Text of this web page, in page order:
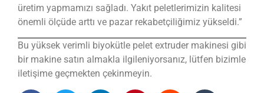
üretim yapmamızı sağladı. Yakıt peletlerimizin kalitesi
önemli ölçüde arttı ve pazar rekabetçiliğimiz yükseldi.”
Bu yüksek verimli biyokütle pelet extruder makinesi gibi
bir makine satın almakla ilgileniyorsanız, lütfen bizimle
iletişime geçmekten çekinmeyin.